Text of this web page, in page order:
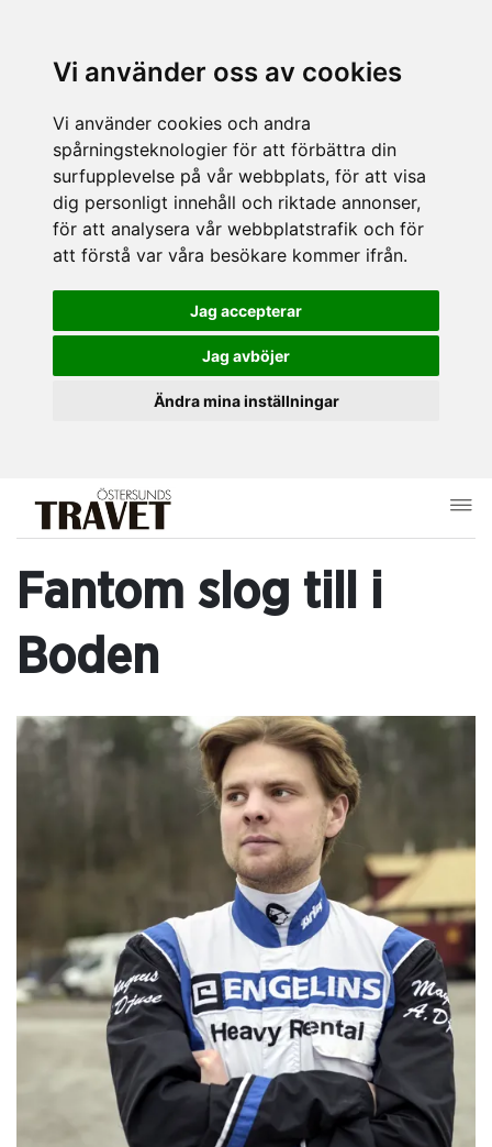
Vi använder oss av cookies
Vi använder cookies och andra
spårningsteknologier för att förbättra din
surfupplevelse på vår webbplats, för att visa
dig personligt innehåll och riktade annonser,
för att analysera vår webbplatstrafik och för
att förstå var våra besökare kommer ifrån.
Jag accepterar
Jag avböjer
Ändra mina inställningar
Fantom slog till i
Boden